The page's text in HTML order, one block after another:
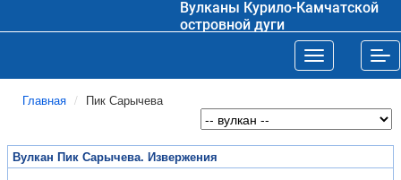
Вулканы Курило-Камчатской
островной дуги
Toggle
Главная Пик Сарычева
Вулкан Пик Сарычева. Извержения